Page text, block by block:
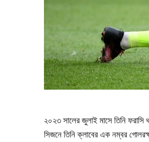
২০২৩ সালের জুলাই মাসে তিনি ফরাসি
সিজনে তিনি ক্লাবের এক নম্বর